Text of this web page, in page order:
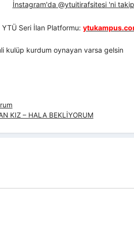
İnstagram'da @ytuitirafsitesi 'ni
YTÜ Seri İlan Platformu:
kulüp kurdum oynayan varsa gelsin
KIZ – HALA BEKLİYORUM